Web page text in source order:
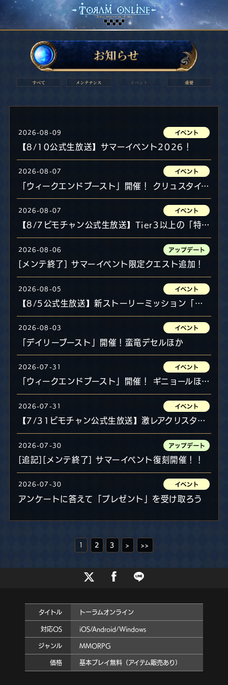
2026-08-09
【8/10公式生放送】サマーイベント2026！
2026-08-07
「ウィークエンドブースト」開催！ クリュスタイタンほか
2026-08-07
【8/7ビモチャン公式生放送】Tier3以上の「特性」付きネーム装備GETでプレゼント！ドロップ率UPジェムでMC対決！
2026-08-06
[メンテ終了] サマーイベント限定クエスト追加！
2026-08-05
【8/5公式生放送】新ストーリーミッション「フリードスの思索」「渓谷の騒動」実況プレイ！
2026-08-03
「デイリーブースト」開催！蛮竜デセルほか
2026-07-31
「ウィークエンドブースト」開催！ ギニョールほか
2026-07-31
【7/31ビモチャン公式生放送】激レアクリスタ獲得なるか！？ドロップ率UPジェムでMC対決！
2026-07-30
[追記][メンテ終了] サマーイベント復刻開催！！
2026-07-30
アンケートに答えて「プレゼント」を受け取ろう
1 2 3 > >>
タイトル トーラムオンライン
対応OS iOS/Android/Windows
ジャンル MMORPG
価格 基本プレイ無料（アイテム販売あり）